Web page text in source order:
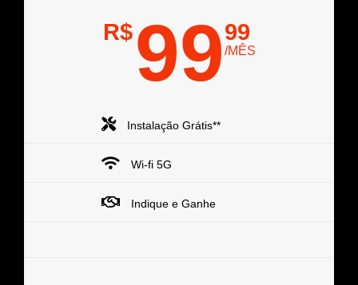
R$ 9999
/MÊS
Instalação Grátis**
Wi-fi 5G
Indique e Ganhe